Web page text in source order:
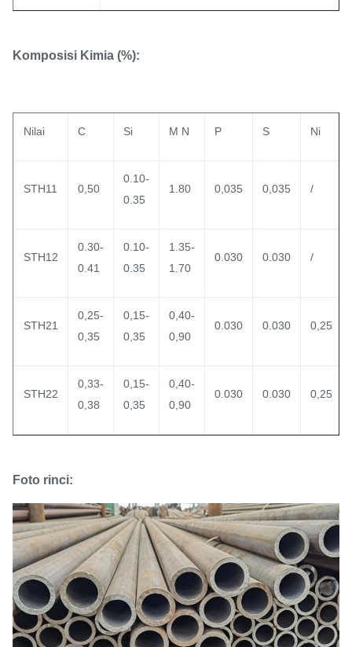
Komposisi Kimia (%):
Nilai C Si M N P S Ni
STH11 0,50
0.10-
0.35
1.80 0,035 0,035 /
STH12
0.30-
0.41
0.10-
0.35
1.35-
1.70
0.030 0.030 /
STH21
0,25-
0,35
0,15-
0,35
0,40-
0,90
0.030 0.030 0,25
STH22
0,33-
0,38
0,15-
0,35
0,40-
0,90
0.030 0.030 0,25
Foto rinci: